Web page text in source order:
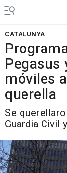
CATALUNYA
Pegasus
móviles
querella
Se
Guardia Civil